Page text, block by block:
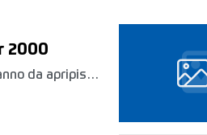
2000
da apripista